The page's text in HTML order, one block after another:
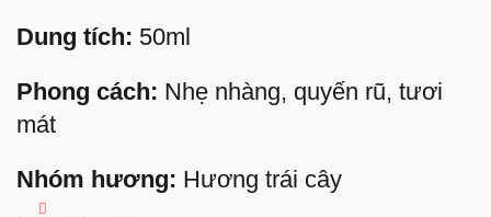
Dung tích: 50ml
Phong cách: Nhẹ nhàng, quyến rũ, tươi
mát
Nhóm hương: Hương trái cây